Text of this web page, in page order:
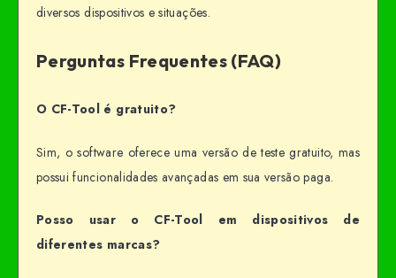
diversos dispositivos e situações.
Perguntas Frequentes (FAQ)
O CF-Tool é gratuito?
Sim, o software oferece uma versão de teste gratuito, mas
possui funcionalidades avançadas em sua versão paga.
Posso usar o CF-Tool em dispositivos de
diferentes marcas?